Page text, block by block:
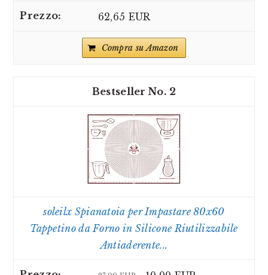
62,65 EUR
Compra su Amazon
2
soleilx Spianatoia per Impastare 80x60
Tappetino da Forno in Silicone Riutilizzabile
Antiaderente...